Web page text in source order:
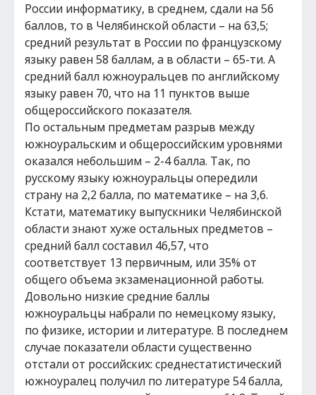
России информатику, в среднем, сдали на 56
баллов, то в Челябинской области – на 63,5;
средний результат в России по французскому
языку равен 58 баллам, а в области – 65-ти. А
средний балл южноуральцев по английскому
языку равен 70, что на 11 пунктов выше
общероссийского показателя.
По остальным предметам разрыв между
южноуральским и общероссийским уровнями
оказался небольшим – 2-4 балла. Так, по
русскому языку южноуральцы опередили
страну на 2,2 балла, по математике – на 3,6.
Кстати, математику выпускники Челябинской
области знают хуже остальных предметов –
средний балл составил 46,57, что
соответствует 13 первичным, или 35% от
общего объема экзаменационной работы.
Довольно низкие средние баллы
южноуральцы набрали по немецкому языку,
по физике, истории и литературе. В последнем
случае показатели области существенно
отстали от российских: среднестатистический
южноуралец получил по литературе 54 балла,